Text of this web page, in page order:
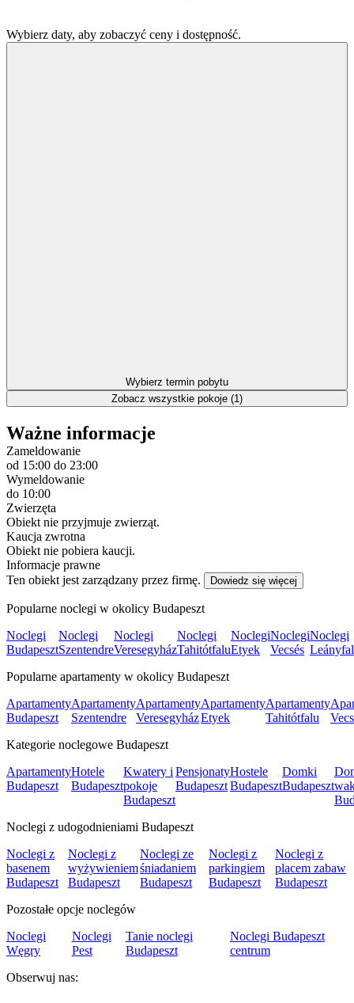
Wybierz daty, aby zobaczyć ceny i dostępność.
Wybierz termin pobytu
Zobacz wszystkie pokoje (1)
Ważne informacje
Zameldowanie
od 15:00 do 23:00
Wymeldowanie
do 10:00
Zwierzęta
Obiekt nie przyjmuje zwierząt.
Kaucja zwrotna
Obiekt nie pobiera kaucji.
Informacje prawne
Ten obiekt jest zarządzany przez firmę.
Dowiedz się więcej
Popularne noclegi w okolicy Budapeszt
Noclegi
Budapeszt
Noclegi
Szentendre
Noclegi
Veresegyház
Noclegi
Tahitótfalu
Noclegi
Etyek
Noclegi
Vecsés
Noclegi
Popularne apartamenty w okolicy Budapeszt
Apartamenty
Budapeszt
Apartamenty
Szentendre
Apartamenty
Veresegyház
Apartamenty
Etyek
Apartamenty
Tahitótfalu
Kategorie noclegowe Budapeszt
Apartamenty
Budapeszt
Hotele
Budapeszt
Kwatery i
pokoje
Budapeszt
Pensjonaty
Budapeszt
Hostele
Budapeszt
Domki
Budapeszt
Noclegi z udogodnieniami Budapeszt
Noclegi z
basenem
Budapeszt
Noclegi z
wyżywieniem
Budapeszt
Noclegi ze
śniadaniem
Budapeszt
Noclegi z
parkingiem
Budapeszt
Noclegi z
placem zabaw
Budapeszt
Pozostałe opcje noclegów
Noclegi
Węgry
Noclegi
Pest
Tanie noclegi
Budapeszt
Noclegi Budapeszt
centrum
Obserwuj nas: